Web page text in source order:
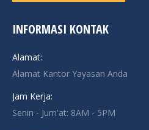
INFORMASI KONTAK
Alamat:
Alamat Kantor Yayasan Anda
Jam Kerja:
Senin - Jum'at: 8AM - 5PM